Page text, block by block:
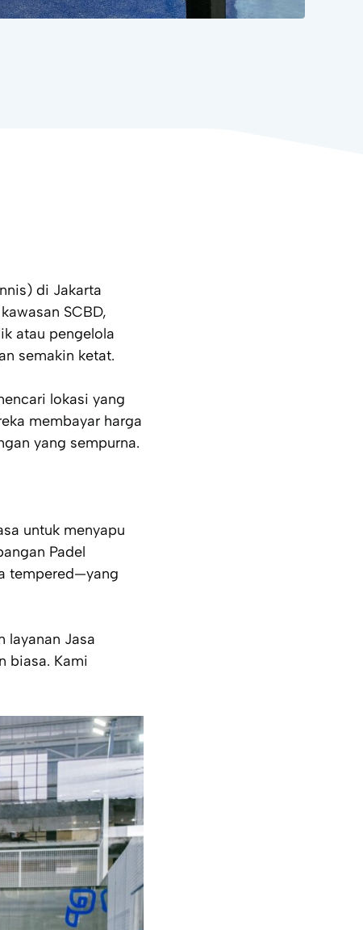
) di Jakarta
SCBD,
atau pengelola
semakin ketat.
lokasi yang
membayar harga
yang sempurna.
untuk menyapu
Padel
tempered—yang
layanan Jasa
biasa. Kami